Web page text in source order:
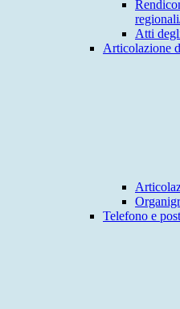
Atti
Articolazione
Telefono e